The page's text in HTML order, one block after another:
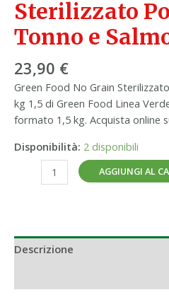
Sterilizzato
Tonno e
23,90 €
Green Food No Grain
kg 1,5 di Green Food Linea
formato 1,5 kg. Acquista online
Disponibilità: 2 disponibili
AGGIUNGI AL
Descrizione